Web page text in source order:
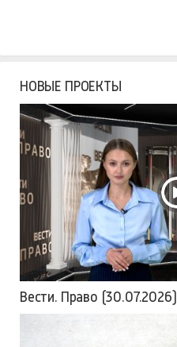
НОВЫЕ ПРОЕКТЫ
Вести. Право (30.07.2026)